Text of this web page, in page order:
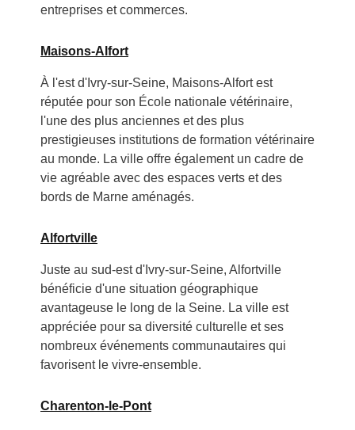
entreprises et commerces.
Maisons-Alfort
À l'est d'Ivry-sur-Seine, Maisons-Alfort est
réputée pour son École nationale vétérinaire,
l'une des plus anciennes et des plus
prestigieuses institutions de formation vétérinaire
au monde. La ville offre également un cadre de
vie agréable avec des espaces verts et des
bords de Marne aménagés.
Alfortville
Juste au sud-est d'Ivry-sur-Seine, Alfortville
bénéficie d'une situation géographique
avantageuse le long de la Seine. La ville est
appréciée pour sa diversité culturelle et ses
nombreux événements communautaires qui
favorisent le vivre-ensemble.
Charenton-le-Pont